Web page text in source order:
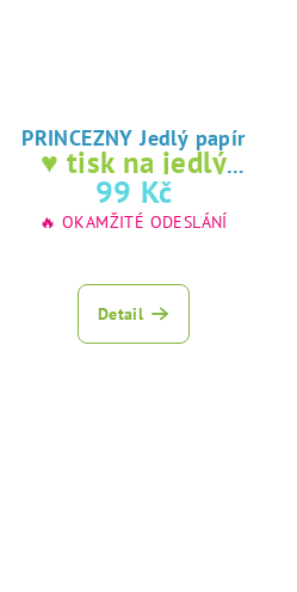
PRINCEZNY Jedlý papír
♥ tisk na jedlý
papír
99 Kč
🔥 OKAMŽITÉ ODESLÁNÍ
Detail